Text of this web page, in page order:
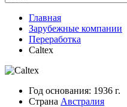
Главная
Зарубежные компании
Переработка
Caltex
Год основания: 1936 г.
Страна Австралия